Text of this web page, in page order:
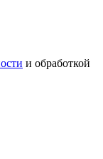
и обработкой